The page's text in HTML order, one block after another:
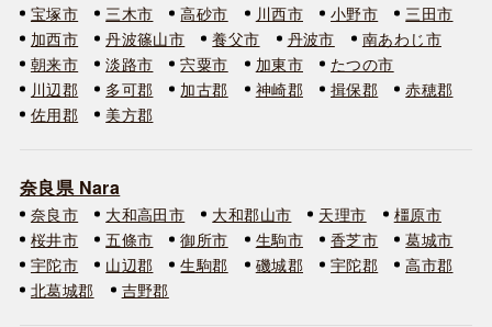
宝塚市
三木市 高砂市 川西市 小野市
三田市
加西市
丹波篠山市 養父市 丹波市
南あわじ市
朝来市
淡路市 宍粟市 加東市
たつの市
川辺郡
多可郡 加古郡 神崎郡 揖保郡
赤穂郡
佐用郡
美方郡
奈良県 Nara
奈良市 大和高田市 大和郡山市 天理市
橿原市
桜井市
五條市 御所市 生駒市 香芝市
葛城市
宇陀市
山辺郡 生駒郡 磯城郡 宇陀郡
高市郡
北葛城郡
吉野郡